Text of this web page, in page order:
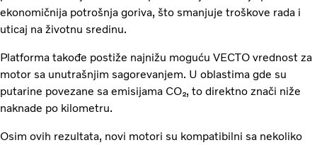
ekonomičnija potrošnja goriva, što smanjuje troškove rada i
uticaj na životnu sredinu.
Platforma takođe postiže najnižu moguću VECTO vrednost za
motor sa unutrašnjim sagorevanjem. U oblastima gde su
putarine povezane sa emisijama CO₂, to direktno znači niže
naknade po kilometru.
Osim ovih rezultata, novi motori su kompatibilni sa nekoliko